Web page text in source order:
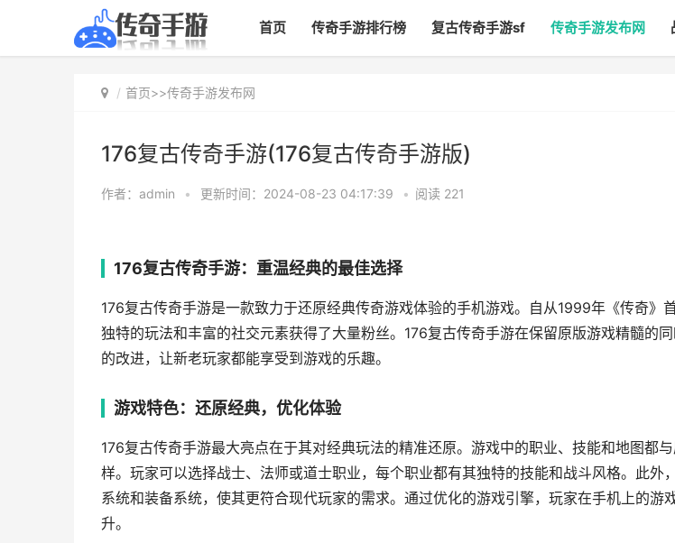
首页 传奇手游排行榜 复古传奇手游sf 传奇手游发布网
首页>>传奇手游发布网
176复古传奇手游(176复古传奇手游版)
作者：admin • 更新时间：2024-08-23 04:17:39 • 阅读 221
176复古传奇手游：重温经典的最佳选择
176复古传奇手游是一款致力于还原经典传奇游戏体验的手机游戏。自从1999年《传奇》
独特的玩法和丰富的社交元素获得了大量粉丝。176复古传奇手游在保留原版游戏精髓的
的改进，让新老玩家都能享受到游戏的乐趣。
游戏特色：还原经典，优化体验
176复古传奇手游最大亮点在于其对经典玩法的精准还原。游戏中的职业、技能和地图都
样。玩家可以选择战士、法师或道士职业，每个职业都有其独特的技能和战斗风格。此外
系统和装备系统，使其更符合现代玩家的需求。通过优化的游戏引擎，玩家在手机上的游
升。